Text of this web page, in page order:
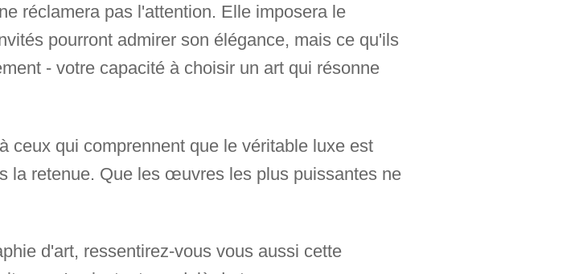
réclamera pas l'attention. Elle imposera le
pourront admirer son élégance, mais ce qu'ils
- votre capacité à choisir un art qui résonne
ceux qui comprennent que le véritable luxe est
la retenue. Que les œuvres les plus puissantes ne
d'art, ressentirez-vous vous aussi cette